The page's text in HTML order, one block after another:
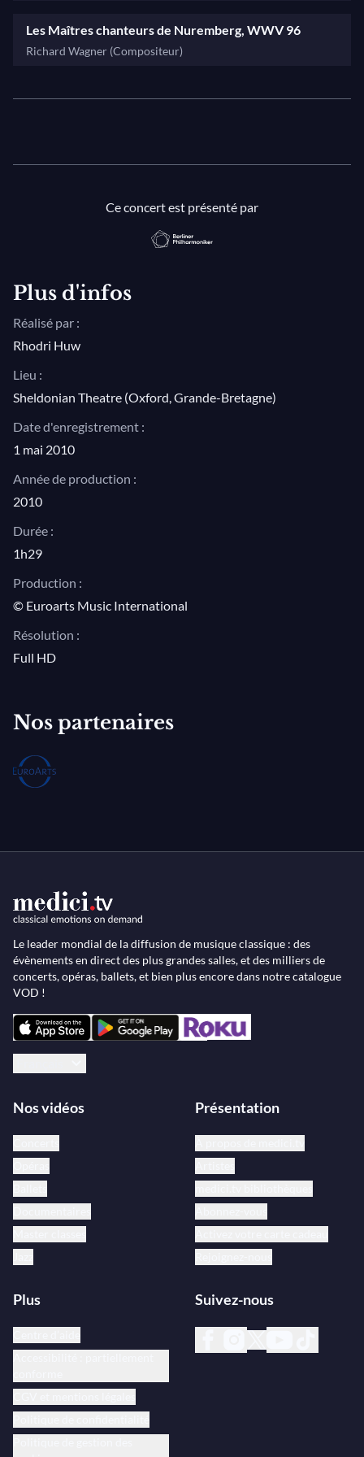
Les Maîtres chanteurs de Nuremberg, WWV 96
Richard Wagner (Compositeur)
Ce concert est présenté par
Plus d'infos
Réalisé par :
Rhodri Huw
Lieu :
Sheldonian Theatre (Oxford, Grande-Bretagne)
Date d'enregistrement :
1 mai 2010
Année de production :
2010
Durée :
1h29
Production :
© Euroarts Music International
Résolution :
Full HD
Nos partenaires
Le leader mondial de la diffusion de musique classique : des
évènements en direct des plus grandes salles, et des milliers de
concerts, opéras, ballets, et bien plus encore dans notre catalogue
VOD !
Nos vidéos Présentation
Plus Suivez-nous